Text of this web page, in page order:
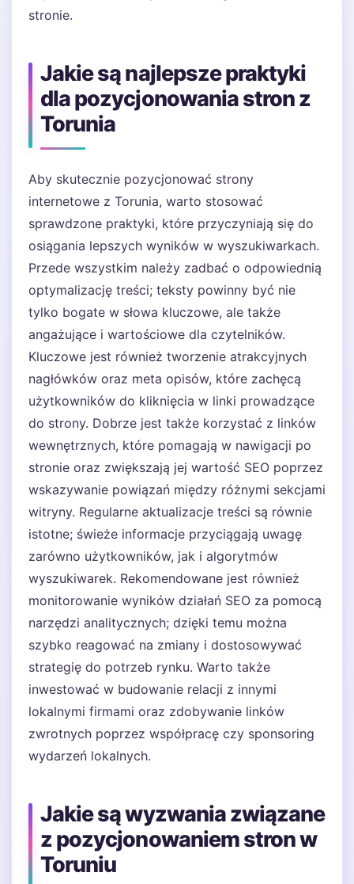
stronie.
Jakie są najlepsze praktyki
dla pozycjonowania stron z
Torunia
Aby skutecznie pozycjonować strony
internetowe z Torunia, warto stosować
sprawdzone praktyki, które przyczyniają się do
osiągania lepszych wyników w wyszukiwarkach.
Przede wszystkim należy zadbać o odpowiednią
optymalizację treści; teksty powinny być nie
tylko bogate w słowa kluczowe, ale także
angażujące i wartościowe dla czytelników.
Kluczowe jest również tworzenie atrakcyjnych
nagłówków oraz meta opisów, które zachęcą
użytkowników do kliknięcia w linki prowadzące
do strony. Dobrze jest także korzystać z linków
wewnętrznych, które pomagają w nawigacji po
stronie oraz zwiększają jej wartość SEO poprzez
wskazywanie powiązań między różnymi sekcjami
witryny. Regularne aktualizacje treści są równie
istotne; świeże informacje przyciągają uwagę
zarówno użytkowników, jak i algorytmów
wyszukiwarek. Rekomendowane jest również
monitorowanie wyników działań SEO za pomocą
narzędzi analitycznych; dzięki temu można
szybko reagować na zmiany i dostosowywać
strategię do potrzeb rynku. Warto także
inwestować w budowanie relacji z innymi
lokalnymi firmami oraz zdobywanie linków
zwrotnych poprzez współpracę czy sponsoring
wydarzeń lokalnych.
Jakie są wyzwania związane
z pozycjonowaniem stron w
Toruniu